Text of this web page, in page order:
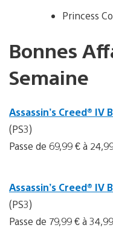
Princess
Bonnes
Semaine
Assassin’s Creed®
(PS3)
Passe de 69,99 € à
Assassin’s Creed® IV
(PS3)
Passe de 79,99 € à